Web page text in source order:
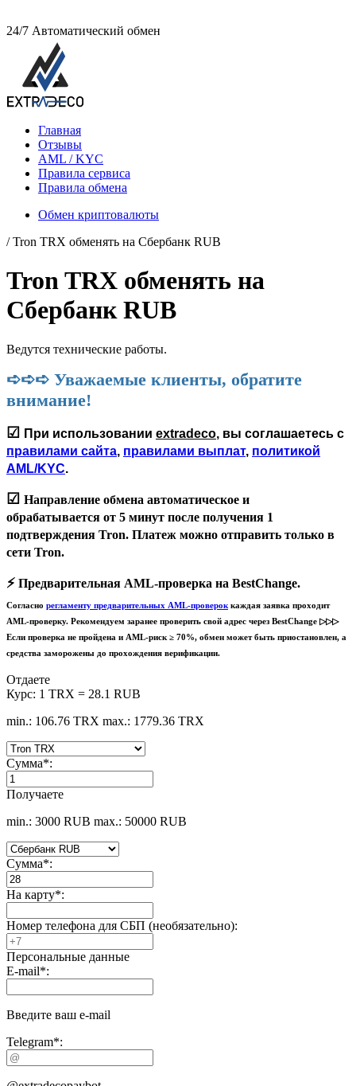
24/7 Автоматический обмен
Главная
Отзывы
AML / KYC
Правила сервиса
Правила обмена
Обмен криптовалюты
/ Tron TRX обменять на Сбербанк RUB
Tron TRX обменять на
Сбербанк RUB
Ведутся технические работы.
➪➪➪ Уважаемые клиенты, обратите
внимание!
☑ При использовании extradeco, вы соглашаетесь с
правилами сайта, правилами выплат, политикой
AML/KYC.
☑ Направление обмена автоматическое и
обрабатывается от 5 минут после получения 1
подтверждения Tron. Платеж можно отправить только в
сети Tron.
⚡️ Предварительная AML-проверка на BestChange.
Согласно регламенту предварительных AML-проверок каждая заявка проходит
AML-проверку. Рекомендуем заранее проверить свой адрес через BestChange ▷▷▷
Если проверка не пройдена и AML-риск ≥ 70%, обмен может быть приостановлен, а
средства заморожены до прохождения верификации.
Отдаете
Курс: 1 TRX = 28.1 RUB
min.: 106.76 TRX max.: 1779.36 TRX
Сумма*:
Получаете
min.: 3000 RUB max.: 50000 RUB
Сумма*:
На карту*:
Номер телефона для СБП (необязательно):
Персональные данные
E-mail*:
Введите ваш e-mail
Telegram*: